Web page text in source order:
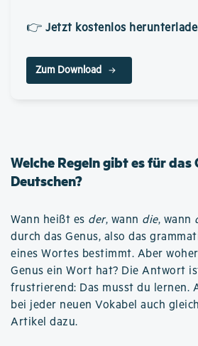
👉 Jetzt kostenlos
Zum Download
Welche Regeln gibt es für das
Deutschen?
Wann heißt es der, wann die, wann
durch das Genus, also das
eines Wortes bestimmt. Aber
Genus ein Wort hat? Die Antwort
frustrierend: Das musst du lernen.
bei jeder neuen Vokabel auch
Artikel dazu.